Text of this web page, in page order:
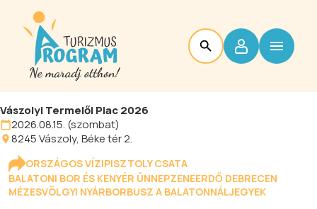
Vászolyi Termelői Piac 2026
2026.08.15. (szombat)
8245Vászoly, Béke tér 2.
ORSZÁGOS VÍZIPISZTOLY CSATA
BALATONI BOR ÉS KENYÉR ÜNNEPZENEERDŐ DEBRECEN
MÉZESVÖLGYI NYÁRBORBUSZ A BALATONNÁLJEGYEK